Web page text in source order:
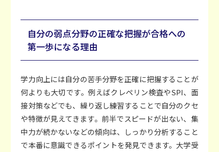
自分の弱点分野の正確な把握が合格への
第一歩になる理由
学力向上には自分の苦手分野を正確に把握することが
何よりも大切です。例えばクレペリン検査やSPI、面
接対策などでも、繰り返し練習することで自分のクセ
や特徴が見えてきます。前半でスピードが出ない、集
中力が続かないなどの傾向は、しっかり分析すること
で本番に意識できるポイントを発見できます。大学受